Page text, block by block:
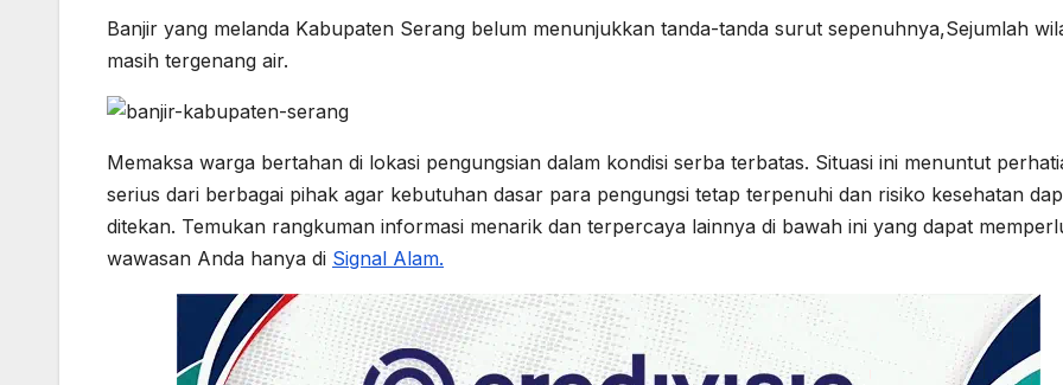
c
e
b
o
o
k
at
s
A
p
p
y
p
e
e
a
m
s
n
g
er
e ar
Banjir yang melanda Kabupaten Serang belum menunjukkan tanda-tanda surut sepenuhnya,Sejumlah
masih tergenang air.
Memaksa warga bertahan di lokasi pengungsian dalam kondisi serba terbatas. Situasi ini menuntut
serius dari berbagai pihak agar kebutuhan dasar para pengungsi tetap terpenuhi dan risiko kesehatan
ditekan. Temukan rangkuman informasi menarik dan terpercaya lainnya di bawah ini yang dapat
wawasan Anda hanya di Signal Alam.